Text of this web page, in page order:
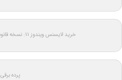
خرید لایسنس ویندوز 11: نسخه قانونی Windows 11 اورجینال
پرده برقی